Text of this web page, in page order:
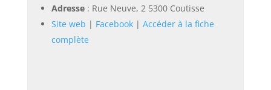
Adresse: Rue Neuve, 2 5300 Coutisse
Site web | Facebook| Accéder à la fiche
complète